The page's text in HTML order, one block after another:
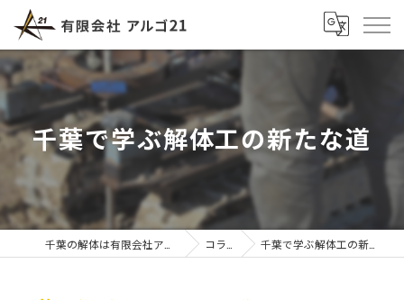
千葉で学ぶ解体工の新たな道
コラム 千葉で学ぶ解体工の新たな道